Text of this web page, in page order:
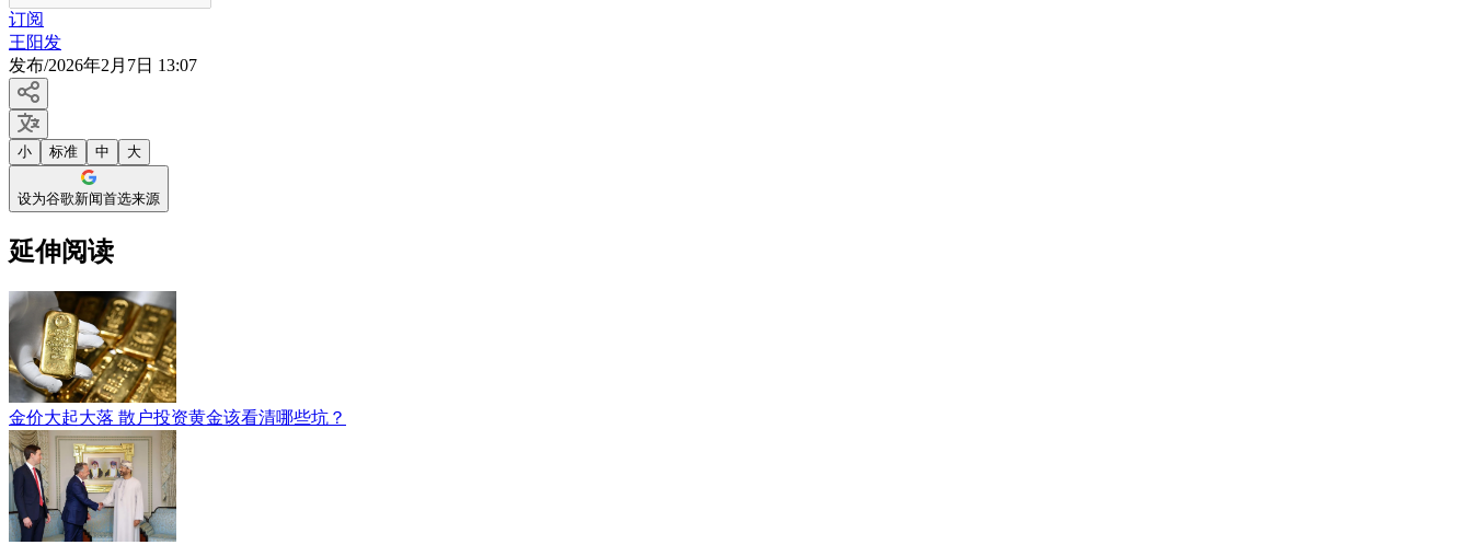
订阅
王阳发
发布/2026年2月7日 13:07
小 标准 中 大
设为谷歌新闻首选来源
延伸阅读
金价大起大落 散户投资黄金该看清哪些坑？